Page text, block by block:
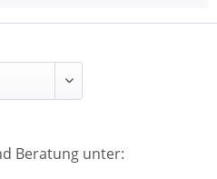
Beratung unter: